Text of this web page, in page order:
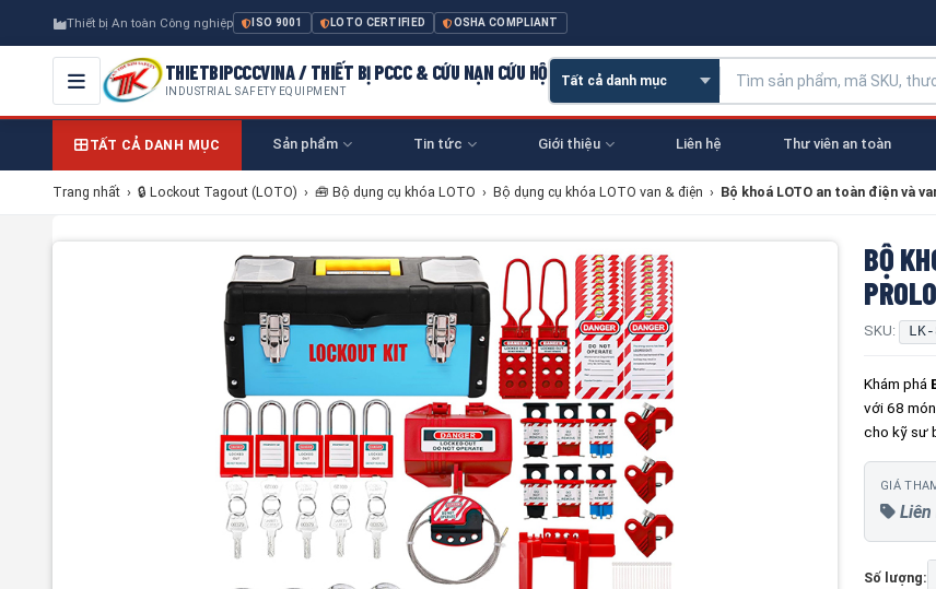
Thiết bị An toàn Công nghiệp ISO 9001 LOTO CERTIFIED OSHA COMPLIANT
THIETBIPCCCVINA / THIẾT BỊ PCCC & CỨU NẠN CỨU HỘ
INDUSTRIAL SAFETY EQUIPMENT
TẤT CẢ DANH MỤC Sản phẩm Tin tức Giới thiệu Liên hệ Thư viên an toàn
Trang nhất › 🔒 Lockout Tagout (LOTO) › 🧰 Bộ dụng cụ khóa LOTO › Bộ dụng cụ khóa LOTO van & điện › Bộ khoá LOTO an toàn điện và
BỘ
SKU:
Khám phá
với 68
cho kỹ sư
GIÁ
Số lượng: